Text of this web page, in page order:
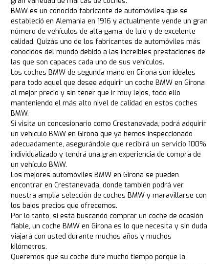
BMW es un conocido fabricante de automóviles que se
estableció en Alemania en 1916 y actualmente vende un gran
número de vehículos de alta gama, de lujo y de excelente
calidad. Quizás uno de los fabricantes de automóviles más
conocidos del mundo debido a las increíbles prestaciones de
las que son capaces cada uno de sus vehículos.
Los coches BMW de segunda mano en Girona son ideales
para todo aquel que desee adquirir un coche BMW en Girona
al mejor precio y sin tener que ir muy lejos, todo ello
manteniendo el más alto nivel de calidad en estos coches
BMW.
Si visita un concesionario como Crestanevada, podrá adquirir
un vehículo BMW en Girona que ya hemos inspeccionado
adecuadamente, asegurándole que recibirá un servicio 100%
individualizado y tendrá una gran experiencia de compra de
un vehículo BMW.
Los mejores automóviles BMW en Girona se pueden
encontrar en Crestanevada, donde también podrá ver
nuestra amplia selección de coches BMW y maravillarse con
los bajos precios que ofrecemos.
Por lo tanto, si está buscando comprar un coche de ocasión
fiable, un coche BMW en Girona es lo que necesita y sin duda
viajará con usted durante muchos años y muchos
kilómetros.
Queremos que su coche dure mucho tiempo porque la